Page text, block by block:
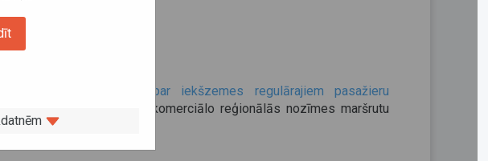
Nr. 486 “Noteikumi par iekšzemes regulārajiem pasažieru
provizoriski plānoti šādi komerciālo reģionālās nozīmes maršrutu